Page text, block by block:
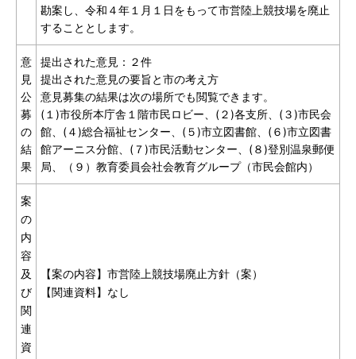
勘案し、令和４年１月１日をもって市営陸上競技場を廃止
することとします。
意
見
公
募
の
結
果
提出された意見：２件
提出された意見の要旨と市の考え方
意見募集の結果は次の場所でも閲覧できます。
(１)市役所本庁舎１階市民ロビー、(２)各支所、(３)市民会
館、(４)総合福祉センター、(５)市立図書館、(６)市立図書
館アーニス分館、(７)市民活動センター、(８)登別温泉郵便
局、（９）教育委員会社会教育グループ（市民会館内）
案
の
内
容
及
び
関
連
資
【案の内容】 市営陸上競技場廃止方針（案）
【関連資料】なし